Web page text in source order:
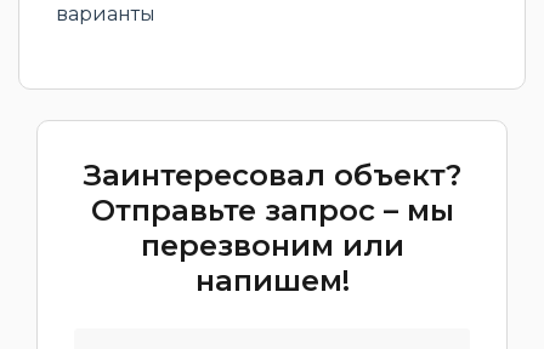
варианты
Заинтересовал объект?
Отправьте запрос – мы
перезвоним или
напишем!